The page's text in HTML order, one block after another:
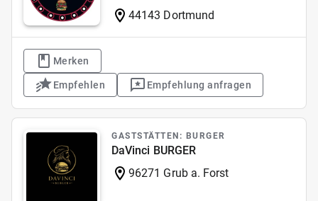
44143 Dortmund
Merken
Empfehlen Empfehlung anfragen
GASTSTÄTTEN: BURGER
DaVinci BURGER
96271 Grub a. Forst